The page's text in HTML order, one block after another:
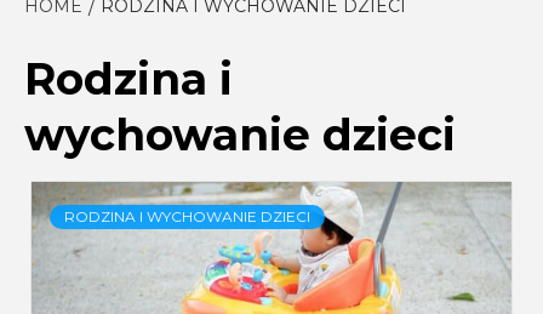
HOME RODZINA I WYCHOWANIE DZIECI
Rodzina i
wychowanie dzieci
RODZINA I WYCHOWANIE DZIECI